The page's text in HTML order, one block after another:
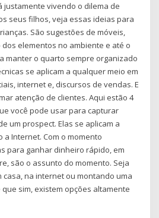
justamente vivendo o dilema de
seus filhos, veja essas ideias para
São sugestões de móveis,
elementos no ambiente e até o
manter o quarto sempre organizado
se aplicam a qualquer meio em
internet e, discursos de vendas. E
atenção de clientes. Aqui estão 4
você pode usar para capturar
um prospect. Elas se aplicam a
a Internet. Com o momento
para ganhar dinheiro rápido, em
são o assunto do momento. Seja
na internet ou montando uma
sim, existem opções altamente